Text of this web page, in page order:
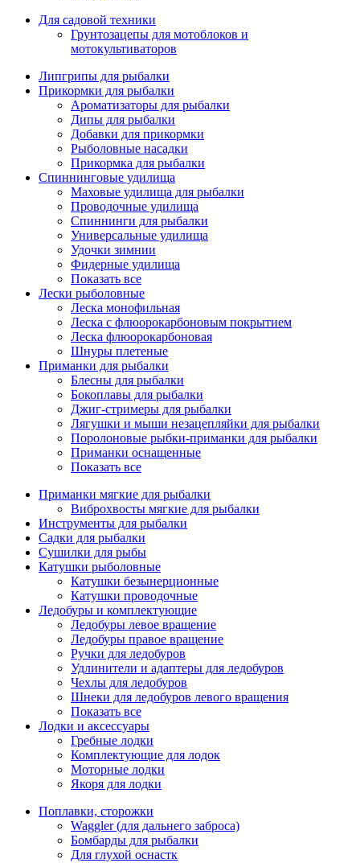
Для садовой техники
Грунтозацепы для мотоблоков и
мотокультиваторов
Липгрипы для рыбалки
Прикормки для рыбалки
Ароматизаторы для рыбалки
Дипы для рыбалки
Добавки для прикормки
Рыболовные насадки
Прикормка для рыбалки
Спиннинговые удилища
Маховые удилища для рыбалки
Проводочные удилища
Спиннинги для рыбалки
Универсальные удилища
Удочки зимнии
Фидерные удилища
Показать все
Лески рыболовные
Леска монофильная
Леска с флюорокарбоновым покрытием
Леска флюорокарбоновая
Шнуры плетеные
Приманки для рыбалки
Блесны для рыбалки
Бокоплавы для рыбалки
Джиг-стримеры для рыбалки
Лягушки и мыши незацепляйки для рыбалки
Поролоновые рыбки-приманки для рыбалки
Приманки оснащенные
Показать все
Приманки мягкие для рыбалки
Виброхвосты мягкие для рыбалки
Инструменты для рыбалки
Садки для рыбалки
Сушилки для рыбы
Катушки рыболовные
Катушки безынерционные
Катушки проводочные
Ледобуры и комплектующие
Ледобуры левое вращение
Ледобуры правое вращение
Ручки для ледобуров
Удлинители и адаптеры для ледобуров
Чехлы для ледобуров
Шнеки для ледобуров левого вращения
Показать все
Лодки и аксессуары
Гребные лодки
Комплектующие для лодок
Моторные лодки
Якоря для лодки
Поплавки, сторожки
Waggler (для дальнего заброса)
Бомбарды для рыбалки
Для глухой оснастк